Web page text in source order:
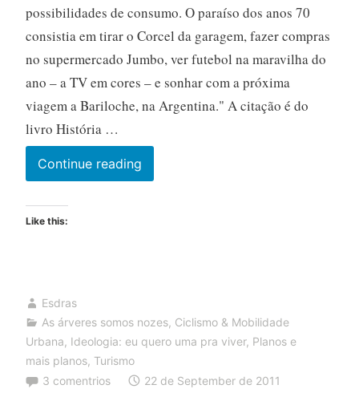
possibilidades de consumo. O paraíso dos anos 70
consistia em tirar o Corcel da garagem, fazer compras
no supermercado Jumbo, ver futebol na maravilha do
ano – a TV em cores – e sonhar com a próxima
viagem a Bariloche, na Argentina." A citação é do
livro História …
Continue readingBem-
vindos
Like this:
Esdras
As árveres somos nozes, Ciclismo & Mobilidade
Urbana, Ideologia: eu quero uma pra viver, Planos e
mais planos, Turismo
3 comentrios
22 de September de 2011